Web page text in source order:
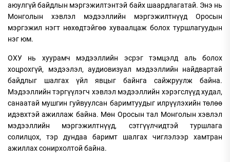
аюулгүй байдлын мэргэжилтэнтэй байх шаардлагатай. Энэ нь
Монголын хэвлэл мэдээллийн мэргэжилтнүүд Оросын
мэргэжил нэгт нөхөдтэйгөө хуваалцаж болох туршлагуудын
нэг юм.
ОХУ нь хуурамч мэдээллийн эсрэг тэмцэлд аль болох
хоцрохгүй, мэдээлэл, аудиовизуал мэдээллийн найдвартай
байдлыг шалгах үйл явцыг байнга сайжруулж байна.
Мэдээллийн тэргүүлэгч хэвлэл мэдээллийн хэрэгслүүд худал,
санаатай мушгин гуйвуулсан баримтуудыг илрүүлэхийн төлөө
идэвхтэй ажиллаж байна. Мөн Оросын тал Монголын хэвлэл
мэдээллийн мэргэжилтнүүд, сэтгүүлчидтэй туршлага
солилцох, тэр дундаа баримт шалгах чиглэлээр хамтран
ажиллах сонирхолтой байна.